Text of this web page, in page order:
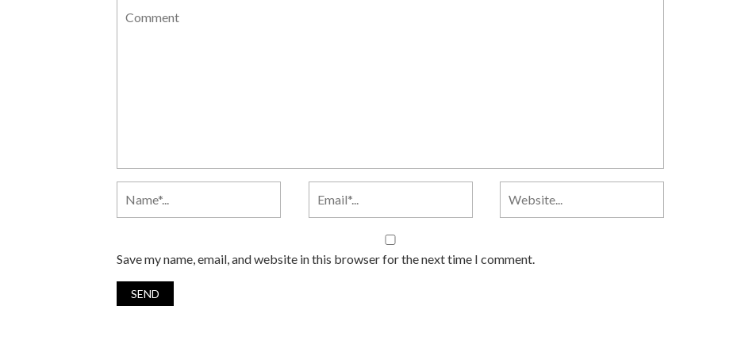
Save my name, email, and website in this browser for the next time I comment.